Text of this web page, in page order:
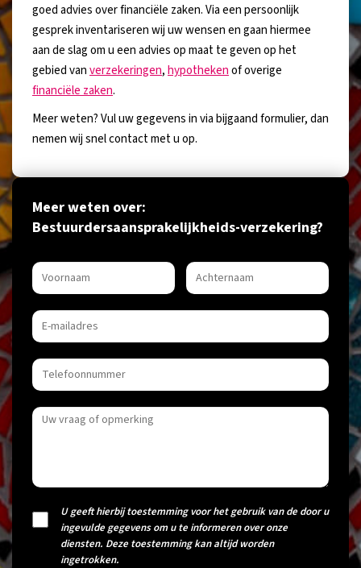
goed advies over financiële zaken. Via een persoonlijk
gesprek inventariseren wij uw wensen en gaan hiermee
aan de slag om u een advies op maat te geven op het
gebied vanverzekeringen,hypothekenof overige
financiële zaken.
Meer weten? Vul uw gegevens in via bijgaand formulier, dan
nemen wij snel contact met u op.
Meer weten over:
Bestuurdersaansprakelijkheids-verzekering?
U geeft hierbij toestemming voor het gebruik van de door u
ingevulde gegevens om u te informeren over onze
diensten. Deze toestemming kan altijd worden
ingetrokken.